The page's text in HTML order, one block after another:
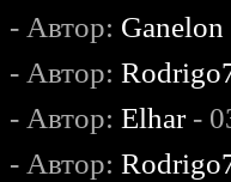
- Автор: Ganelon
- Автор:
- Автор:Elhar-
- Автор: